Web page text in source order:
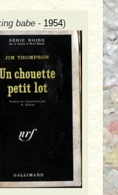
babe - 1954)